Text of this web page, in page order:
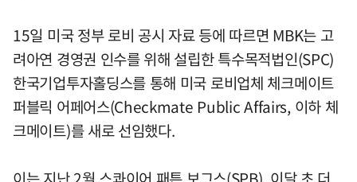
15일 미국 정부 로비 공시 자료 등에 따르면 MBK는 고
려아연 경영권 인수를 위해 설립한 특수목적법인(SPC)
한국기업투자홀딩스를 통해 미국 로비업체 체크메이트
퍼블릭 어페어스(Checkmate Public Affairs, 이하 체
크메이트)를 새로 선임했다.